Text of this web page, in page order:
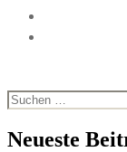
Suchen
nach:
Neueste